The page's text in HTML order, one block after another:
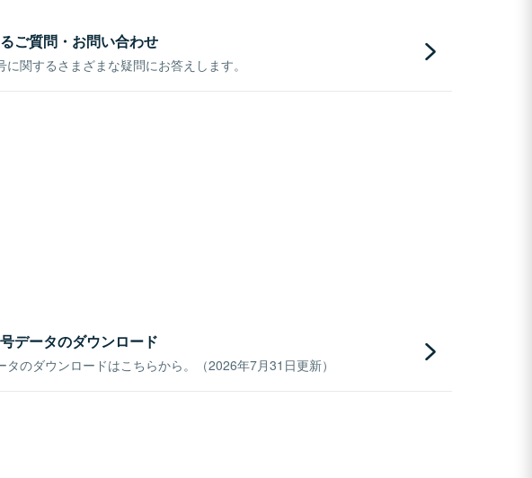
ご質問・お問い合わせ
に関するさまざまな疑問にお答えします。
データのダウンロード
タのダウンロードはこちらから。（2026年7月31日更新）